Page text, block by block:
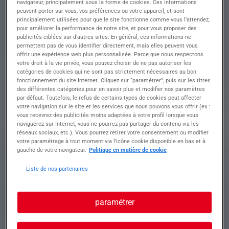
évoluer professionnellement au sein du centre de
formation de la structure.
Vos missions seront de :
• Assurer les travaux préventifs et curatifs sur les
véhicules de l'atelier et de son outillage
• Préparer les véhicules et être garant de leurs
conformités
• Etablir et suivre les documents nécessaires à la
gestion du parc
• Intervenir sur les différents chantiers afin
d'évaluer les travaux préventifs
• Dépannage, entretien et réparation des PL
• Remonter les informations à la hiérarchie pour
assurer une amélioration du système d'entretien
Prise de poste rapide
Rémunération : 29k - 34k
De nombreux avantages : primes, indemnités de
navigateur, principalement sous la forme de cookies. Ces informations
peuvent porter sur vous, vos préférences ou votre appareil, et sont
principalement utilisées pour que le site fonctionne comme vous l’attendez,
pour améliorer la performance de notre site, et pour vous proposer des
publicités ciblées sur d’autres sites. En général, ces informations ne
permettent pas de vous identifier directement, mais elles peuvent vous
offrir une expérience web plus personnalisée. Parce que nous respectons
votre droit à la vie privée, vous pouvez choisir de ne pas autoriser les
catégories de cookies qui ne sont pas strictement nécessaires au bon
fonctionnement du site Internet. Cliquez sur “paramétrer”, puis sur les titres
des différentes catégories pour en savoir plus et modifier nos paramètres
par défaut. Toutefois, le refus de certains types de cookies peut affecter
votre navigation sur le site et les services que nous pouvons vous offrir (ex :
vous recevrez des publicités moins adaptées à votre profil lorsque vous
naviguerez sur Internet, vous ne pourrez pas partager du contenu via les
réseaux sociaux, etc.). Vous pourrez retirer votre consentement ou modifier
votre paramétrage à tout moment via l’icône cookie disponible en bas et à
gauche de votre navigateur. Politique en matière de cookie
Liste de nos partenaires
paramétrer